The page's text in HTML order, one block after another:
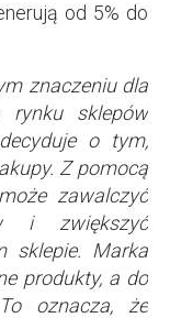
od 5% do
znaczeniu dla
rynku sklepów
o tym,
Z pomocą
zawalczyć
i zwiększyć
sklepie. Marka
produkty, a do
oznacza, że